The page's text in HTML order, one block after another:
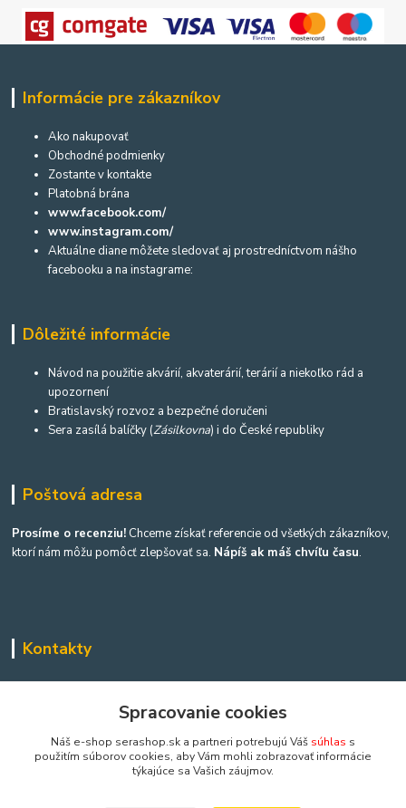
Informácie pre zákazníkov
Ako nakupovať
Obchodné podmienky
Zostante v kontakte
Platobná brána
www.facebook.com/
www.instagram.com/
Aktuálne diane môžete sledovať aj prostredníctvom nášho
facebooku a na instagrame:
Dôležité informácie
Návod na použitie akvárií, akvaterárií, terárií a niekoľko rád a
upozornení
Bratislavský rozvoz a bezpečné doručeni
Sera zasílá balíčky (Zásilkovna) i do České republiky
Poštová adresa
Prosíme o recenziu! Chceme získať referencie od všetkých zákazníkov,
ktorí nám môžu pomôcť zlepšovať sa. Nápíš ak máš chvíľu času.
Kontakty
Výroba akvárií a terárií
Ing. Martina Mikulíková a Igor Heriban
+421903360646
(Po-Pia, 8-16 hod.)
Spracovanie cookies
Náš e-shop serashop.sk a partneri potrebujú Váš súhlas s
použitím súborov cookies, aby Vám mohli zobrazovať informácie
týkajúce sa Vašich záujmov.